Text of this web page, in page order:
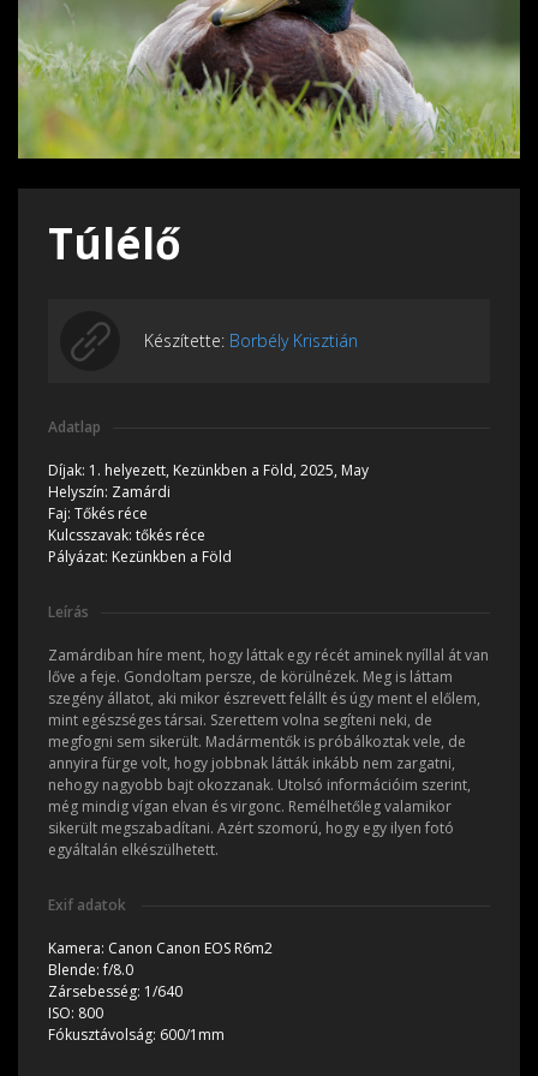
Túlélő
Készítette: Borbély Krisztián
Adatlap
Díjak: 1. helyezett, Kezünkben a Föld, 2025, May
Helyszín: Zamárdi
Faj: Tőkés réce
Kulcsszavak: tőkés réce
Pályázat: Kezünkben a Föld
Leírás
Zamárdiban híre ment, hogy láttak egy récét aminek nyíllal át van
lőve a feje. Gondoltam persze, de körülnézek. Meg is láttam
szegény állatot, aki mikor észrevett felállt és úgy ment el előlem,
mint egészséges társai. Szerettem volna segíteni neki, de
megfogni sem sikerült. Madármentők is próbálkoztak vele, de
annyira fürge volt, hogy jobbnak látták inkább nem zargatni,
nehogy nagyobb bajt okozzanak. Utolsó információim szerint,
még mindig vígan elvan és virgonc. Remélhetőleg valamikor
sikerült megszabadítani. Azért szomorú, hogy egy ilyen fotó
egyáltalán elkészülhetett.
Exif adatok
Kamera: Canon Canon EOS R6m2
Blende:f/8.0
Zársebesség: 1/640
ISO: 800
Fókusztávolság: 600/1mm